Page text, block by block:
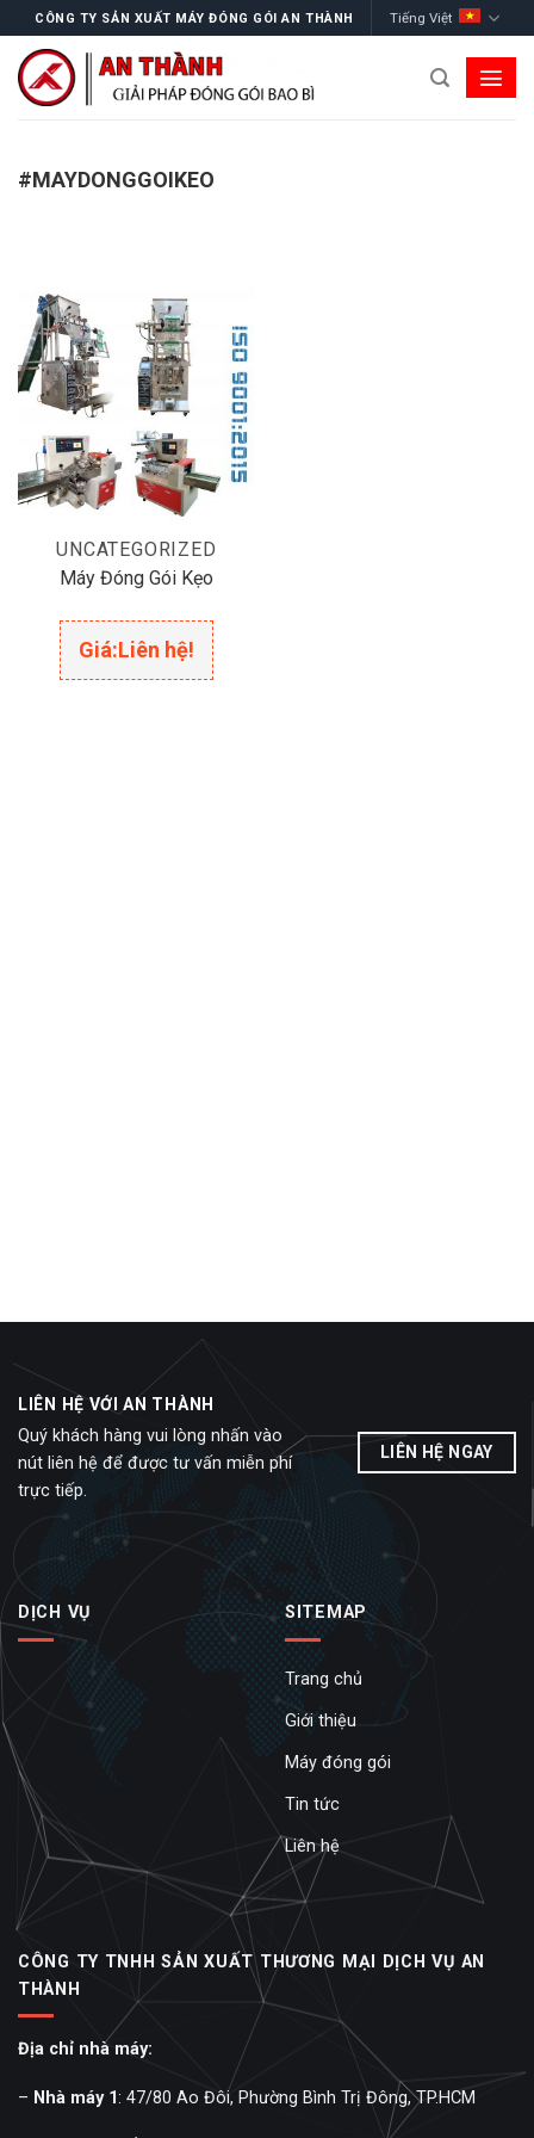
to
content
CÔNG TY SẢN XUẤT MÁY ĐÓNG GÓI AN THÀNH Tiếng Việt
#MAYDONGGOIKEO
UNCATEGORIZED
Máy Đóng Gói Kẹo
Giá:Liên hệ!
LIÊN HỆ VỚI AN THÀNH
Quý khách hàng vui lòng nhấn vào
nút liên hệ để được tư vấn miễn phí
trực tiếp.
LIÊN HỆ NGAY
DỊCH VỤ SITEMAP
Trang chủ
Giới thiệu
Máy đóng gói
Tin tức
Liên hệ
CÔNG TY TNHH SẢN XUẤT THƯƠNG MẠI DỊCH VỤ AN
THÀNH
Địa chỉ nhà máy:
– Nhà máy 1: 47/80 Ao Đôi, Phường Bình Trị Đông, TP.HCM